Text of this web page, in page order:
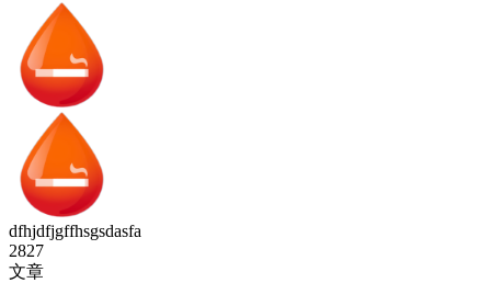
dfhjdfjgffhsgsdasfa
2827
文章